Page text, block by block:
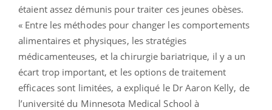
étaient assez démunis pour traiter ces jeunes obèses.
« Entre les méthodes pour changer les comportements
alimentaires et physiques, les stratégies
médicamenteuses, et la chirurgie bariatrique, il y a un
écart trop important, et les options de traitement
efficaces sont limitées, a expliqué le Dr Aaron Kelly, de
l’université du Minnesota Medical School à